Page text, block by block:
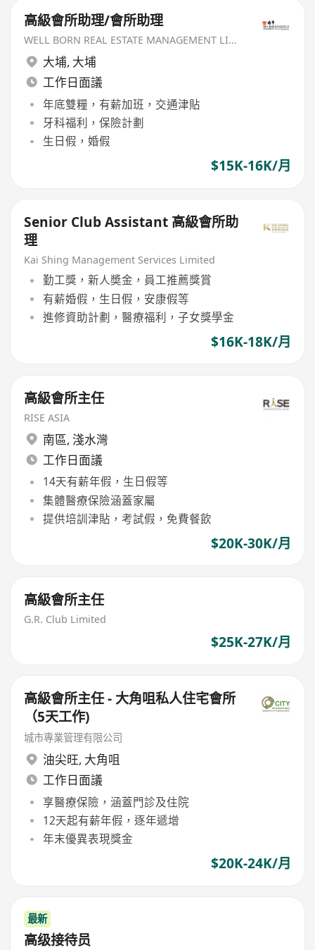
高級會所助理/會所助理
WELL BORN REAL ESTATE MANAGEMENT LIMITED
大埔, 大埔
工作日面議
年底雙糧，有薪加班，交通津貼
牙科福利，保險計劃
生日假，婚假
$15K-16K/月
Senior Club Assistant 高級會所助
理
Kai Shing Management Services Limited
勤工獎，新人奬金，員工推薦獎賞
有薪婚假，生日假，安康假等
進修資助計劃，醫療福利，子女獎學金
$16K-18K/月
高級會所主任
RISE ASIA
南區, 淺水灣
工作日面議
14天有薪年假，生日假等
集體醫療保險涵蓋家屬
提供培訓津貼，考試假，免費餐飲
$20K-30K/月
高級會所主任
G.R. Club Limited
$25K-27K/月
高級會所主任 - 大角咀私人住宅會所
（5天工作)
城市專業管理有限公司
油尖旺, 大角咀
工作日面議
享醫療保險，涵蓋門診及住院
12天起有薪年假，逐年遞增
年末優異表現獎金
$20K-24K/月
最新
高级接待员